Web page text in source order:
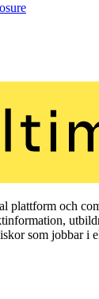
plattform och
som jobbar i